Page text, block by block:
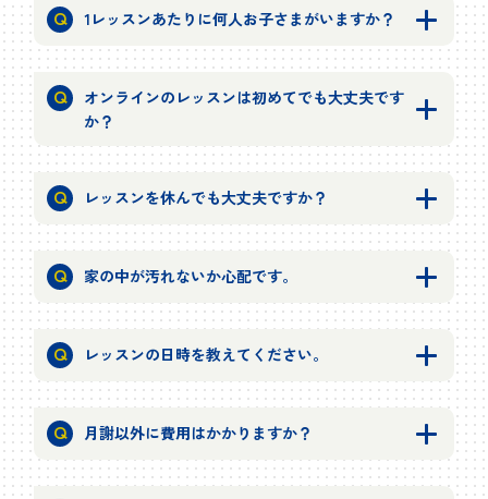
1レッスンあたりに何人お子さまがいますか？
オンラインのレッスンは初めてでも大丈夫です
か？
レッスンを休んでも大丈夫ですか？
家の中が汚れないか心配です。
レッスンの日時を教えてください。
月謝以外に費用はかかりますか？